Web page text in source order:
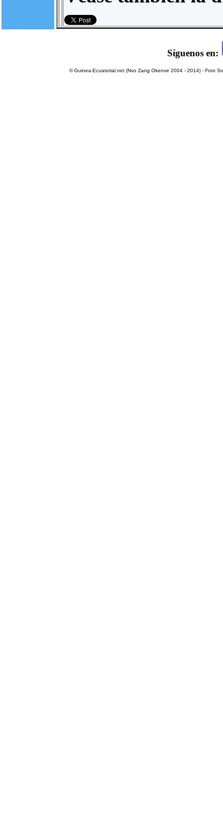
Síguenos en:
© Guinea-Ecuatorial.net (Nvo Zang Okenve 2004 - 2014) - Foro